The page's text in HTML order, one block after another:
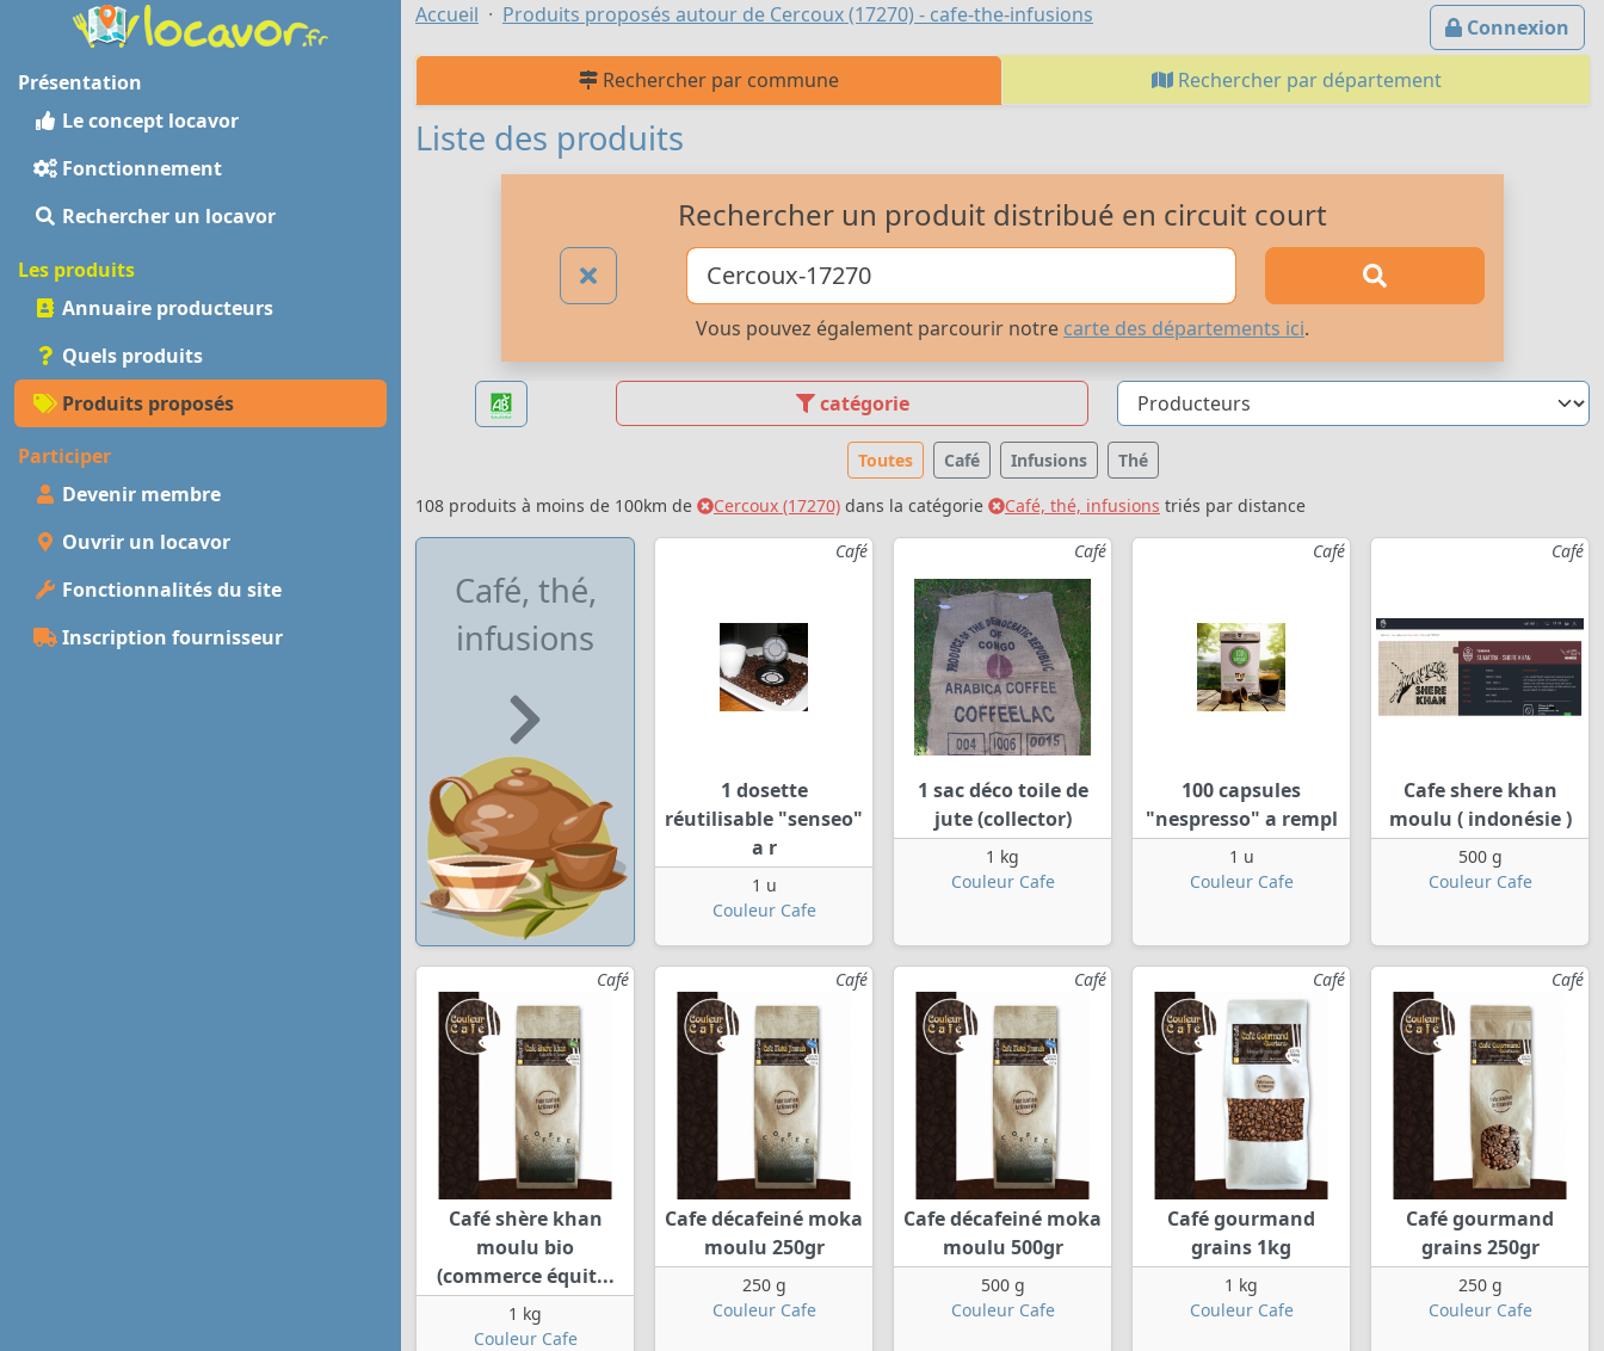
Présentation
Le concept locavor
Fonctionnement
Rechercher un locavor
Les produits
Annuaire producteurs
Quels produits
Produits proposés
Participer
Devenir membre
Ouvrir un locavor
Fonctionnalités du site
Inscription fournisseur
Connexion
Accueil Produits proposés autour de Cercoux (17270) - cafe-the-infusions
Rechercher par commune Rechercher par département
Liste des produits
Rechercher un produit distribué en circuit court
Vous pouvez également parcourir notre carte des départements ici.
catégorie
Toutes Café Infusions
Thé
108 produits à moins de 100km de
Cercoux (17270) dans la catégorie Café, thé, infusions triés par distance
Café, thé,
infusions
Café
1 dosette
réutilisable "senseo"
a r
1 u
Couleur Cafe
Café
1 sac déco toile de
jute (collector)
1 kg
Couleur Cafe
Café
100 capsules
"nespresso" a rempl
1 u
Couleur Cafe
Café
Cafe shere khan
moulu ( indonésie )
500 g
Couleur Cafe
Café
Café shère khan
moulu bio
(commerce équit...
1 kg
Couleur Cafe
Café
Cafe décafeiné moka
moulu 250gr
250 g
Couleur Cafe
Café
Cafe décafeiné moka
moulu 500gr
500 g
Couleur Cafe
Café
Café gourmand
grains 1kg
1 kg
Couleur Cafe
Café
Café gourmand
grains 250gr
250 g
Couleur Cafe